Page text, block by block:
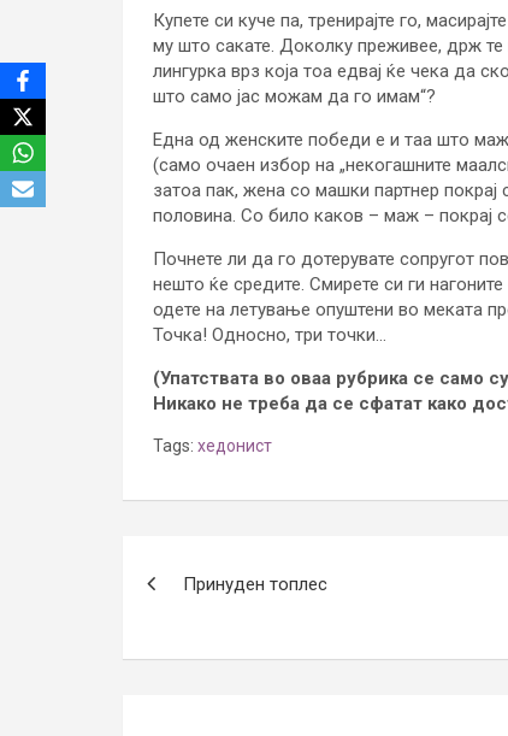
Купете си куче па, тренирајте го,
му што сакате. Доколку преживее, држ те
лингурка врз која тоа едвај ќе чека да
што само јас можам да го имам“?
Една од женските победи е и таа што
(само очаен избор на „некогашните
затоа пак, жена со машки партнер
половина. Со било каков – маж – покрај
Почнете ли да го дотерувате сопругот
нешто ќе средите. Смирете си ги
одете на летување опуштени во меката
Точка! Односно, три точки…
(Упатствата во оваа рубрика се само
Никако не треба да се сфатат како
Tags: хедонист
navigation
Принуден топлес